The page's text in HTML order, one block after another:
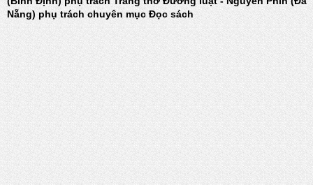
Nẵng) phụ trách chuyên mục Đọc sách